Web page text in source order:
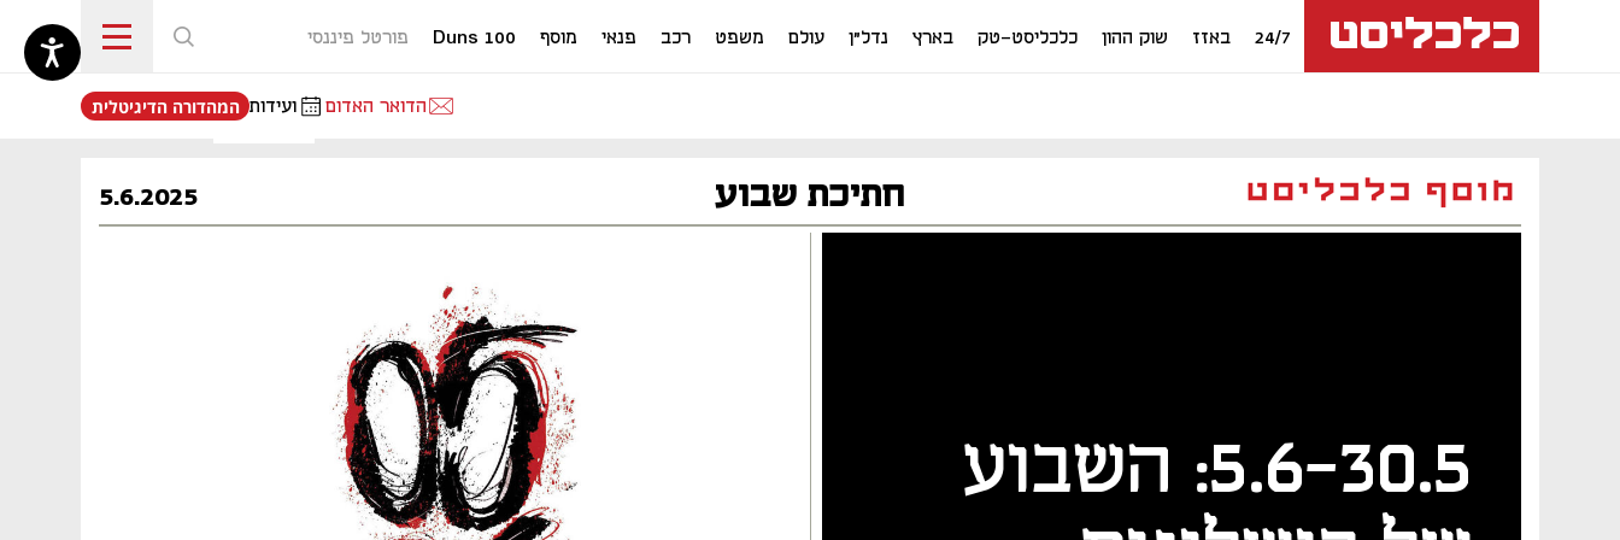
24/7 באזז שוק ההון כלכליסט-טק בארץ נדל"ן עולם משפט רכב פנאי מוסף Duns 100 פורטל פיננסי
הדואר האדום ועידות
נפתח בכרטיסייה חדשה
המהדורה הדיגיטלית
חתיכת שבוע 5.6.2025
5.6-30.5: השבוע